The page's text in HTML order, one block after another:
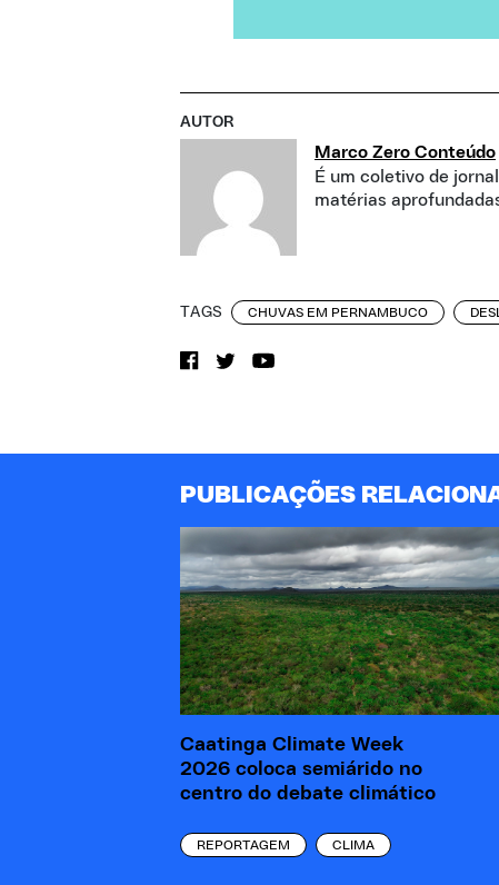
AUTOR
Marco Zero Conteúdo
É um coletivo de
matérias
TAGS CHUVAS EM PERNAMBUCO
PUBLICAÇÕES
Caatinga Climate Week
2026 coloca semiárido no
centro do debate climático
REPORTAGEM CLIMA